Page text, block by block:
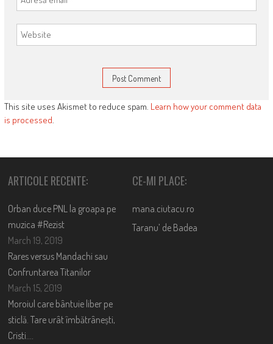
This site uses Akismet to reduce spam. Learn how your comment data
is processed.
ARTICOLE RECENTE:
Orban duce PNL la groapa pe
muzica #Rezist
March 19, 2019
Rares versus Mandachi sau
Confruntarea Titanilor
March 15, 2019
Moroiul care bântuie liber pe
sticlă. Tare urât îmbătrânești,
Cristi….
CE-MI PLACE:
mana.ciutacu.ro
Taranu’ de Badea